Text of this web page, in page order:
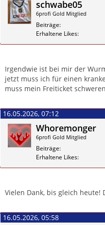
schwabe05
6profi Gold Mitglied
Beiträge
Erhaltene Likes
Irgendwie ist bei mir der
jetzt muss ich für einen
muss mein Freiticket
16.05.2026, 07:12
Whoremonger
6profi Gold Mitglied
Beiträge
Erhaltene Likes
Vielen Dank, bis gleich heute!
16.05.2026, 05:58